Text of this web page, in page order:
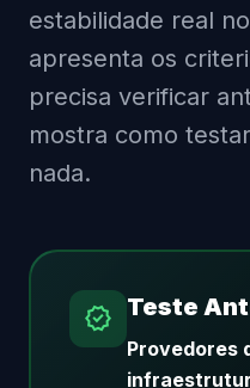
estabilidade real
apresenta os
precisa verificar
mostra como
nada.
verified Teste
Provedores